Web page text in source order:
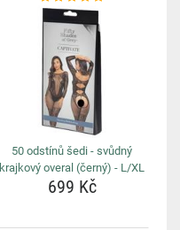
50 odstínů šedi - svůdný
krajkový overal (černý) - L/XL
699 Kč